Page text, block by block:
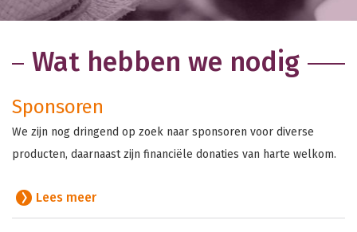
Wat hebben we nodig
Sponsoren
We zijn nog dringend op zoek naar sponsoren voor diverse
producten, daarnaast zijn financiële donaties van harte welkom.
Lees meer